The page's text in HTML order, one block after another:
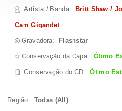
Artista / Banda: Britt Shaw /
Cam Gigandet
Gravadora: Flashstar
Conservação da Capa: Ótimo
Conservação do CD:Ótimo
Região: Todas (All)